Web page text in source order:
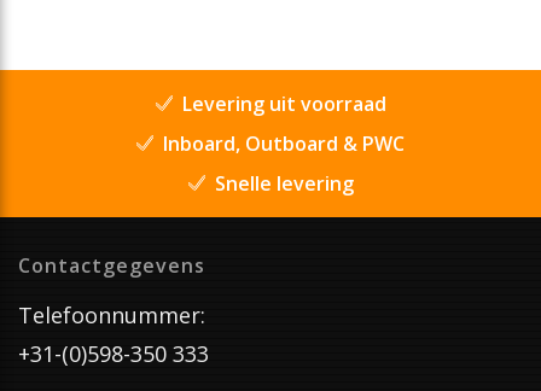
Levering uit voorraad
Inboard, Outboard & PWC
Snelle levering
Contactgegevens
Telefoonnummer:
+31-(0)598-350 333